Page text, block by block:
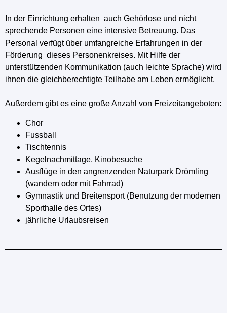
In der Einrichtung erhalten auch Gehörlose und nicht
sprechende Personen eine intensive Betreuung. Das
Personal verfügt über umfangreiche Erfahrungen in der
Förderung dieses Personenkreises. Mit Hilfe der
unterstützenden Kommunikation (auch leichte Sprache) wird
ihnen die gleichberechtigte Teilhabe am Leben ermöglicht.
Außerdem gibt es eine große Anzahl von Freizeitangeboten:
Chor
Fussball
Tischtennis
Kegelnachmittage, Kinobesuche
Ausflüge in den angrenzenden Naturpark Drömling
(wandern oder mit Fahrrad)
Gymnastik und Breitensport (Benutzung der modernen
Sporthalle des Ortes)
jährliche Urlaubsreisen